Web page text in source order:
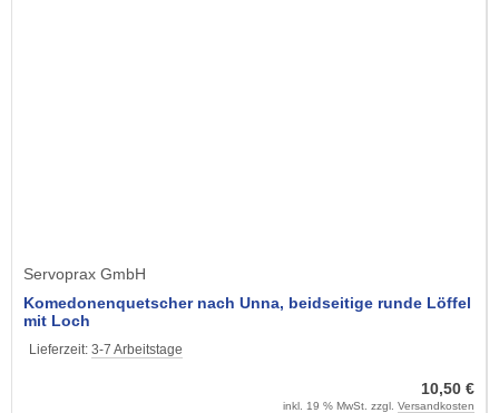
Servoprax GmbH
Komedonenquetscher nach Unna, beidseitige runde Löffel
mit Loch
Lieferzeit: 3-7 Arbeitstage
10,50 €
inkl. 19 % MwSt. zzgl. Versandkosten